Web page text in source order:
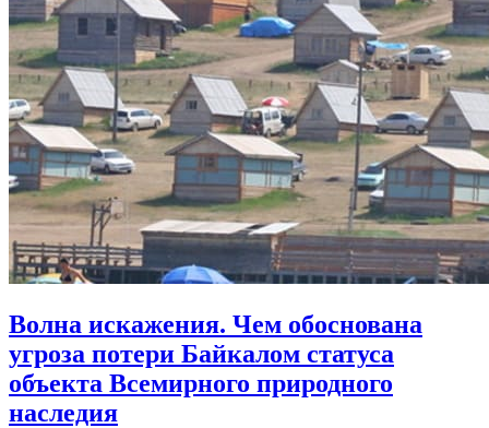
Волна искажения. Чем обоснована
угроза потери Байкалом статуса
объекта Всемирного природного
наследия